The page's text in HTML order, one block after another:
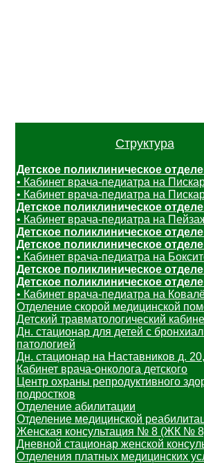
Структура
Детское поликлиническое
• Кабинет врача-педиатра на
• Кабинет врача-педиатра на
Детское поликлиническое
• Кабинет врача-педиатра на
Детское поликлиническое
Детское поликлиническое
• Кабинет врача-педиатра на
Детское поликлиническое
Детское поликлиническое
• Кабинет врача-педиатра на
Отделение скорой медицинской
Детский травматологический
Дн. стационар для детей с
патологией
Дн. стационар на Наставников д.
Кабинет врача-онколога детского
Центр охраны репродуктивного
подростков
Отделение абилитации
Отделение медицинской
Женская консультация № 8 (ЖК №
Дневной стационар женской
Отделения платных медицинских